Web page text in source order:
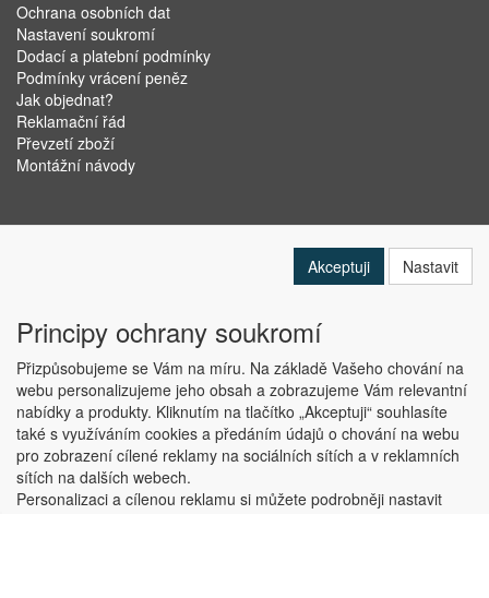
Ochrana osobních dat
Nastavení soukromí
Dodací a platební podmínky
Podmínky vrácení peněz
Jak objednat?
Reklamační řád
Převzetí zboží
Montážní návody
Copyright © ABRA Software a.s. 2019
Akceptuji Nastavit
Principy ochrany soukromí
Přizpůsobujeme se Vám na míru. Na základě Vašeho chování na
webu personalizujeme jeho obsah a zobrazujeme Vám relevantní
nabídky a produkty. Kliknutím na tlačítko „Akceptuji“ souhlasíte
také s využíváním cookies a předáním údajů o chování na webu
pro zobrazení cílené reklamy na sociálních sítích a v reklamních
sítích na dalších webech.
Personalizaci a cílenou reklamu si můžete podrobněji nastavit